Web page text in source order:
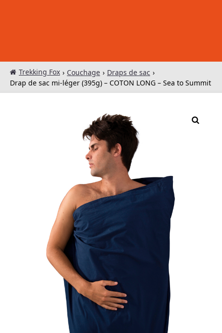
Trekking Fox › Couchage › Draps de sac ›
Drap de sac mi-léger (395g) – COTON LONG – Sea to Summit